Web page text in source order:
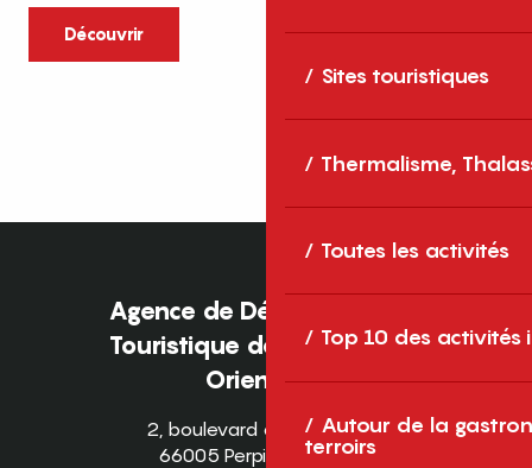
Sites touristiques
Thermalisme,
Toutes les activités
Top 10 des activités
Autour de la
terroirs
Découvrir
caractère et grands espaces naturels, les
Pyrénées-Orientales sont une destination
idéale pour partager des moments en
famille tout au long...
Agence de Développement
Touristique des Pyrénées-
Orientales
2, boulevard des Pyrénées
66005 Perpignan Cedex